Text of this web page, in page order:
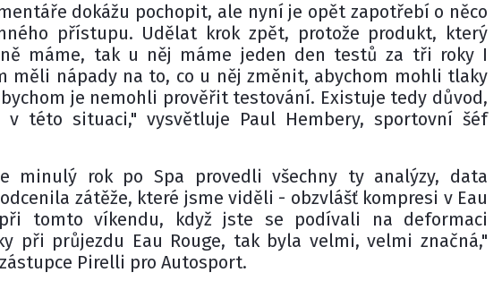
dokážu pochopit, ale nyní je opět zapotřebí o něco
přístupu. Udělat krok zpět, protože produkt, který
máme, tak u něj máme jeden den testů za tři roky I
měli nápady na to, co u něj změnit, abychom mohli tlaky
je nemohli prověřit testování. Existuje tedy důvod,
v této situaci," vysvětluje Paul Hembery, sportovní šéf
minulý rok po Spa provedli všechny ty analýzy, data
zátěže, které jsme viděli - obzvlášť kompresi v Eau
tomto víkendu, když jste se podívali na deformaci
při průjezdu Eau Rouge, tak byla velmi, velmi značná,"
Pirelli pro Autosport.